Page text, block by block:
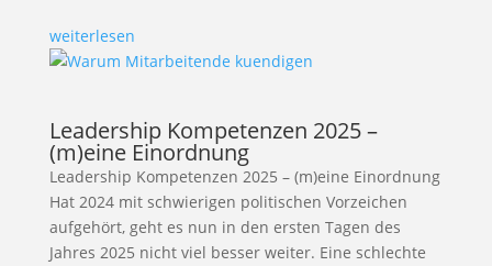
weiterlesen
Leadership Kompetenzen 2025 –
(m)eine Einordnung
Leadership Kompetenzen 2025 – (m)eine Einordnung
Hat 2024 mit schwierigen politischen Vorzeichen
aufgehört, geht es nun in den ersten Tagen des
Jahres 2025 nicht viel besser weiter. Eine schlechte